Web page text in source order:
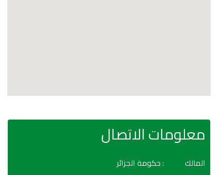
معلومات الاتصال
المالك : حكومة الجزائر